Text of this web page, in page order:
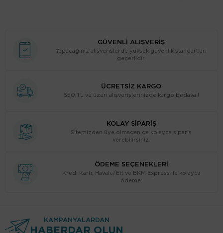
GÜVENLİ ALIŞVERİŞ
Yapacağınız alışverişlerde yüksek güvenlik standartları
geçerlidir.
ÜCRETSİZ KARGO
650 TL ve üzeri alışverişlerinizde kargo bedava !
KOLAY SİPARİŞ
Sitemizden üye olmadan da kolayca sipariş
verebilirsiniz.
ÖDEME SEÇENEKLERİ
Kredi Kartı, Havale/Eft ve BKM Express ile kolayca
ödeme.
KAMPANYALARDAN
HABERDAR OLUN